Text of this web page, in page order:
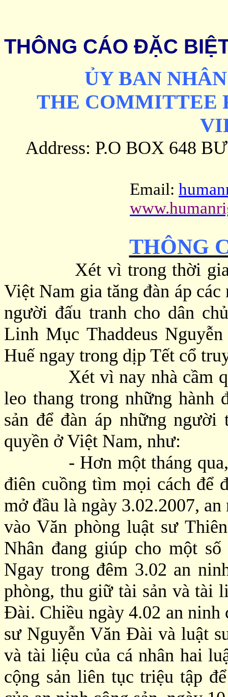
THÔNG CÁO ĐẶC
ỦY BAN
THE COMMITTEE
Address: P.O BOX 648
Email:
THÔNG
Xét vì trong thời gian
Việt Nam gia tăng đàn áp
người đấu tranh cho dân
Linh Mục Thaddeus
Huế ngay trong dịp Tết cổ
Xét vì nay nhà cầm
leo thang trong những hành
sản để đàn áp những
quyền ở Việt Nam, như:
- Hơn một tháng qua,
điên cuồng tìm mọi cách để
mở đầu là ngày 3.02.2007,
vào Văn phòng luật sư
Nhân đang giúp cho một
Ngay trong đêm 3.02 an
phòng, thu giữ tài sản và tài
Đài. Chiều ngày 4.02 an ninh
sư Nguyễn Văn Đài và luật
và tài liệu của cá nhân hai
cộng sản liên tục triệu tập